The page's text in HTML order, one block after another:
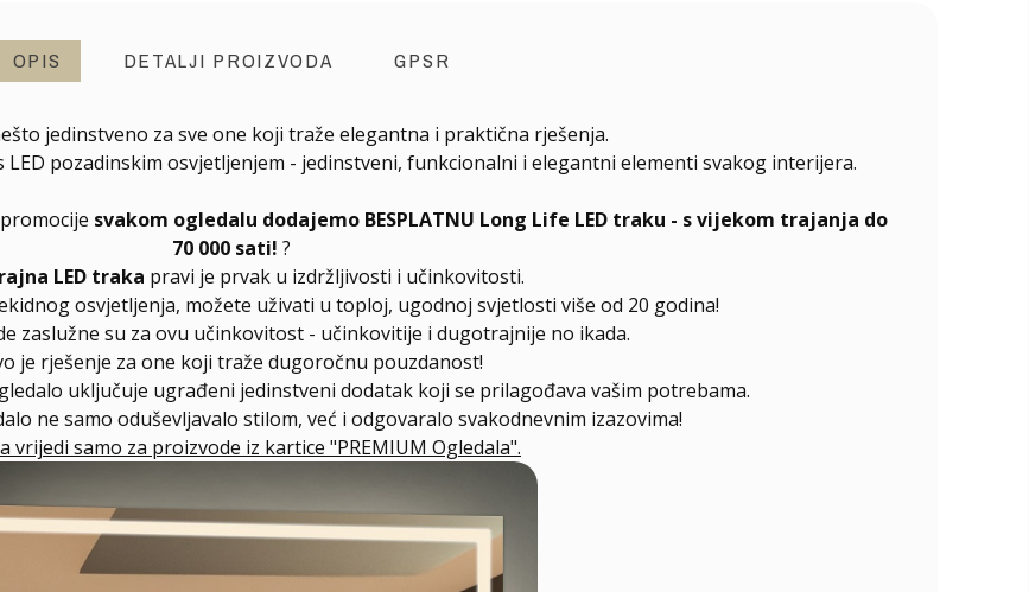
OPIS DETALJI PROIZVODA GPSR
jedinstveno za sve one koji traže elegantna i praktična rješenja.
LED pozadinskim osvjetljenjem - jedinstveni, funkcionalni i elegantni elementi svakog interijera.
svakom ogledalu dodajemo BESPLATNU Long Life LED traku - s vijekom trajanja do
70 000 sati! ?
LED traka pravi je prvak u izdržljivosti i učinkovitosti.
osvjetljenja, možete uživati u toploj, ugodnoj svjetlosti više od 20 godina!
zaslužne su za ovu učinkovitost - učinkovitije i dugotrajnije no ikada.
je rješenje za one koji traže dugoročnu pouzdanost!
uključuje ugrađeni jedinstveni dodatak koji se prilagođava vašim potrebama.
ne samo oduševljavalo stilom, već i odgovaralo svakodnevnim izazovima!
vrijedi samo za proizvode iz kartice "PREMIUM Ogledala".